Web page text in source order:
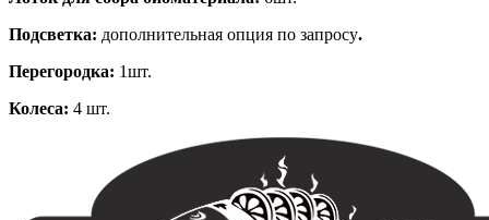
Подсветка: дополнительная опция по запросу.
Перегородка: 1шт.
Колеса: 4 шт.